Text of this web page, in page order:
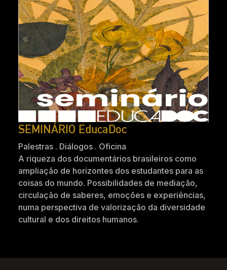
SEMINÁRIO EducaDoc
Palestras . Diálogos . Oficina
A riqueza dos documentários brasileiros como
ampliação de horizontes dos estudantes para as
coisas do mundo. Possibilidades de mediação,
circulação de saberes, emoções e experiências,
numa perspectiva de valorização da diversidade
cultural e dos direitos humanos.